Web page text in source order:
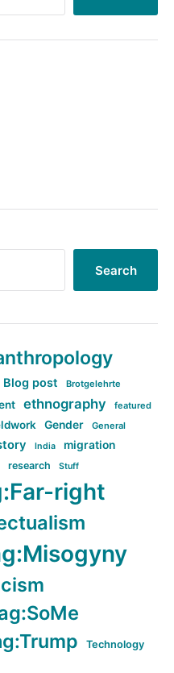
Search
Blog post Brotgelehrte
ethnography featured
Gender General
India migration
research Stuff
right
Technology